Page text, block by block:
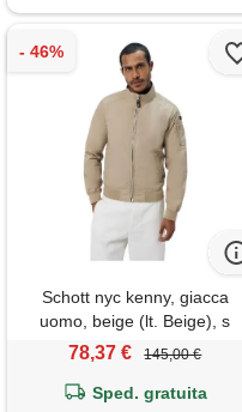
Schott nyc kenny, giacca
uomo, beige (lt. Beige), s
78,37 € 145,00 €
Sped. gratuita